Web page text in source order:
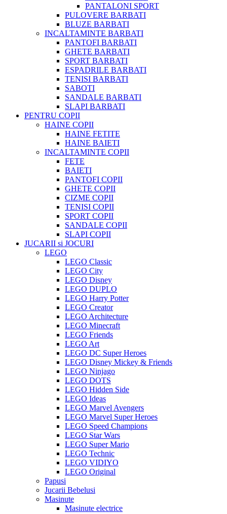
PANTALONI SPORT
PULOVERE BARBATI
BLUZE BARBATI
INCALTAMINTE BARBATI
PANTOFI BARBATI
GHETE BARBATI
SPORT BARBATI
ESPADRILE BARBATI
TENISI BARBATI
SABOTI
SANDALE BARBATI
SLAPI BARBATI
PENTRU COPII
HAINE COPII
HAINE FETITE
HAINE BAIETI
INCALTAMINTE COPII
FETE
BAIETI
PANTOFI COPII
GHETE COPII
CIZME COPII
TENISI COPII
SPORT COPII
SANDALE COPII
SLAPI COPII
JUCARII si JOCURI
LEGO
LEGO Classic
LEGO City
LEGO Disney
LEGO DUPLO
LEGO Harry Potter
LEGO Creator
LEGO Architecture
LEGO Minecraft
LEGO Friends
LEGO Art
LEGO DC Super Heroes
LEGO Disney Mickey & Friends
LEGO Ninjago
LEGO DOTS
LEGO Hidden Side
LEGO Ideas
LEGO Marvel Avengers
LEGO Marvel Super Heroes
LEGO Speed Champions
LEGO Star Wars
LEGO Super Mario
LEGO Technic
LEGO VIDIYO
LEGO Original
Papusi
Jucarii Bebelusi
Masinute
Masinute electrice